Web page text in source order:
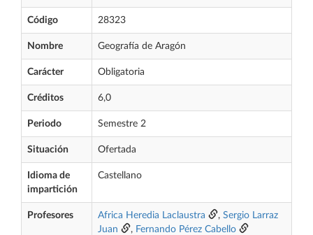
Código 28323
Nombre Geografía de Aragón
Carácter Obligatoria
Créditos 6,0
Periodo Semestre 2
Situación Ofertada
Idioma de
impartición
Castellano
Profesores Africa Heredia Laclaustra , Sergio Larraz
Juan
, Fernando Pérez Cabello